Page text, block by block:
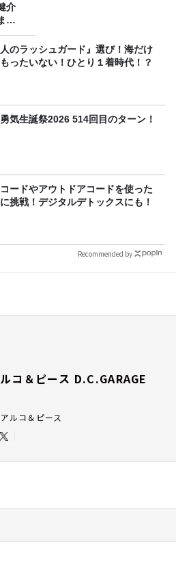
介
り
人のラッシュガード』選び！海だけ
ったいない！ひとり１着時代！？
気生誕祭2026 514回目のターン！
ードやアウトドアコードを使った
挑戦！デジタルデトックスにも！
Recommended by
コ＆ピース D.C.GARAGE
アルコ＆ピース